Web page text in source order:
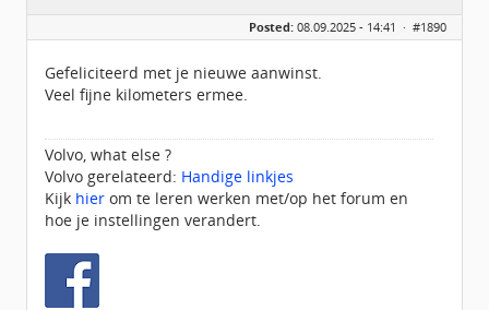
Geslacht:
De glimlach van Twente
Homepage:
volvov70forum.com
Geregistreerd:07 / 2009
Posted: 08.09.2025 - 14:41 · #1890
Gefeliciteerd met je nieuwe aanwinst.
Veel fijne kilometers ermee.
Volvo, what else ?
Volvo gerelateerd: Handige linkjes
Kijk hier om te leren werken met/op het forum en
hoe je instellingen verandert.